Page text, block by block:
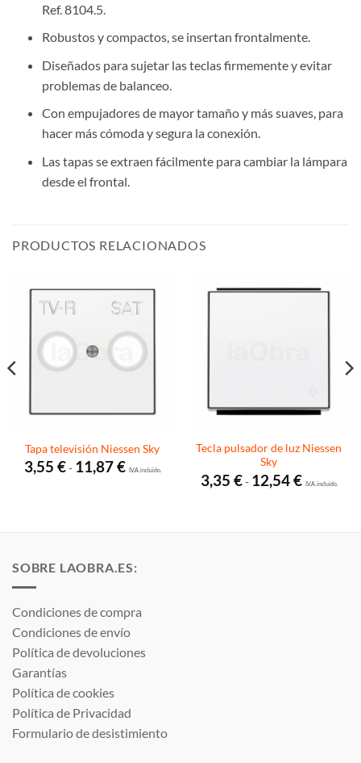
Ref. 8104.5.
Robustos y compactos, se insertan frontalmente.
Diseñados para sujetar las teclas firmemente y evitar
problemas de balanceo.
Con empujadores de mayor tamaño y más suaves, para
hacer más cómoda y segura la conexión.
Las tapas se extraen fácilmente para cambiar la lámpara
desde el frontal.
PRODUCTOS RELACIONADOS
Tapa televisión Niessen Sky
3,55 € - 11,87€Rango
de
I.V.A. incluido.
Tecla pulsador de luz Niessen
Sky
3,35 € - 12,54€Rango
de
I.V.A. incluido.
SOBRE LAOBRA.ES:
Condiciones de compra
Condiciones de envío
Política de devoluciones
Garantías
Política de cookies
Política de Privacidad
Formulario de desistimiento